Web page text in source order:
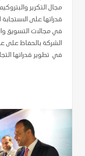
مجال التكرير
قدراتها على
في مجالات التسويق
الشركة بالحفاظ على
في تطوير قدراتها